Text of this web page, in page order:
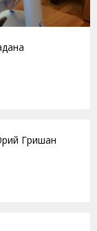
Гришан